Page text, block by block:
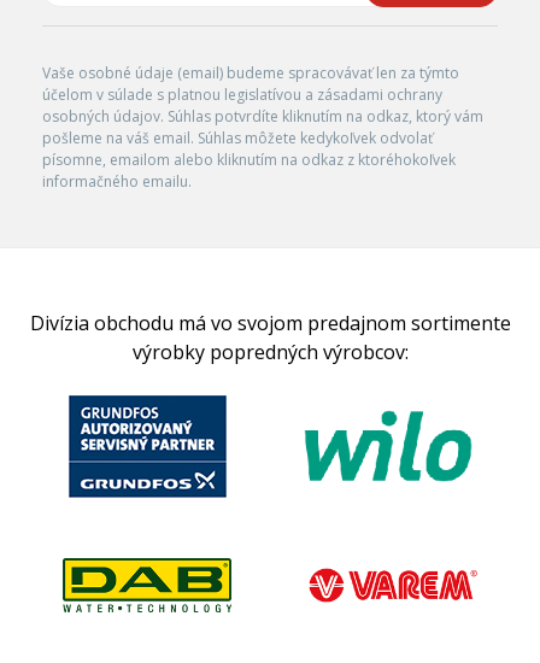
Vaše osobné údaje (email) budeme spracovávať len za týmto
účelom v súlade s platnou legislatívou a zásadami ochrany
osobných údajov. Súhlas potvrdíte kliknutím na odkaz, ktorý vám
pošleme na váš email. Súhlas môžete kedykoľvek odvolať
písomne, emailom alebo kliknutím na odkaz z ktoréhokoľvek
informačného emailu.
Divízia obchodu má vo svojom predajnom sortimente
výrobky popredných výrobcov: